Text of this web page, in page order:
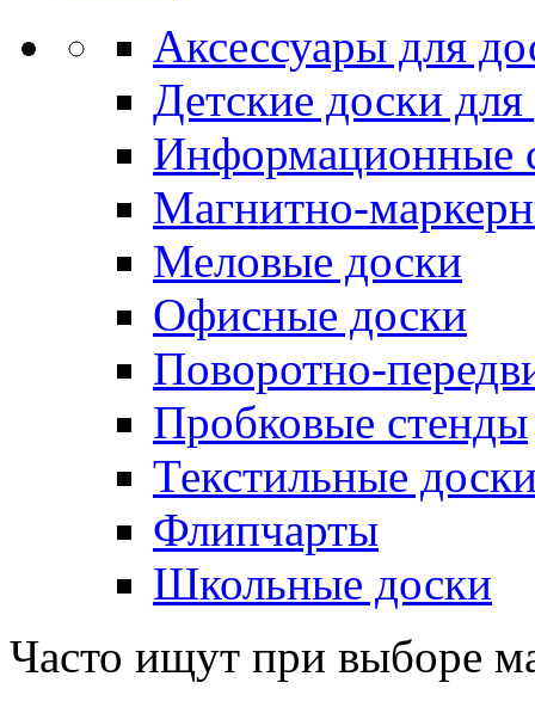
Аксессуары для
Детские доски
Информационные
Магнитно-
Меловые доски
Офисные доски
Поворотно-
Пробковые стенды
Текстильные
Флипчарты
Школьные доски
Часто ищут при выборе